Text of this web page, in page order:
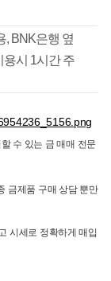
, BNK은행 옆
시 1시간 주
수 있는 금 매매 전문
금제품 구매 상담 뿐만
시세로 정확하게 매입